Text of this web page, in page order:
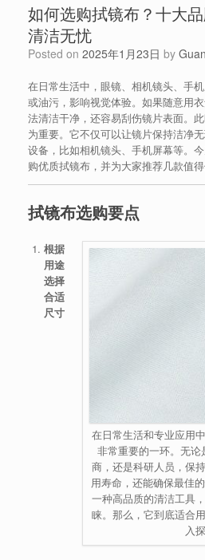
如何选购拭镜布？十大
清洁无忧
Posted on 2025年1月23日 by
在日常生活中，眼镜、相机镜头、手
或油污，影响视觉体验。如果随意用
法清洁干净，还容易刮伤镜片表面。
为重要。它不仅可以让镜片保持洁净
设备，比如相机镜头、手机屏幕等。
购优质拭镜布，并为大家推荐几款值得
拭镜布选购要点
在日常生活和专业应用
非常重要的一环。无
商，还是科研人员，保
用寿命，还能确保最佳
一种高品质的清洁工具
睐。那么，它到底适合
入
根据
用途
选择
合适
尺寸